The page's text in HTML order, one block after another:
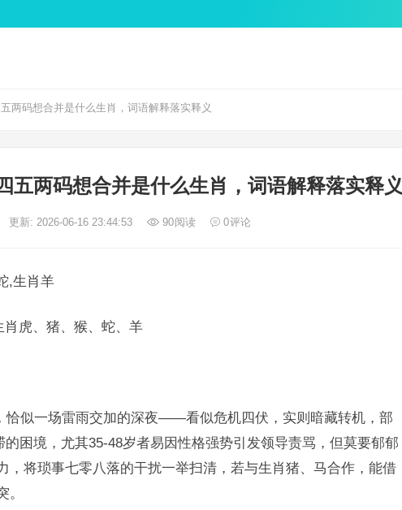
两码想合并是什么生肖，词语解释落实释义
五两码想合并是什么生肖，词语解释落实释义
更新: 2026-06-16 23:44:53 90阅读 0评论
,生肖羊
虎、猪、猴、蛇、羊
恰似一场雷雨交加的深夜——看似危机四伏，实则暗藏转机，部
困境，尤其35-48岁者易因性格强势引发领导责骂，但莫要郁郁
，将琐事七零八落的干扰一举扫清，若与生肖猪、马合作，能借
。